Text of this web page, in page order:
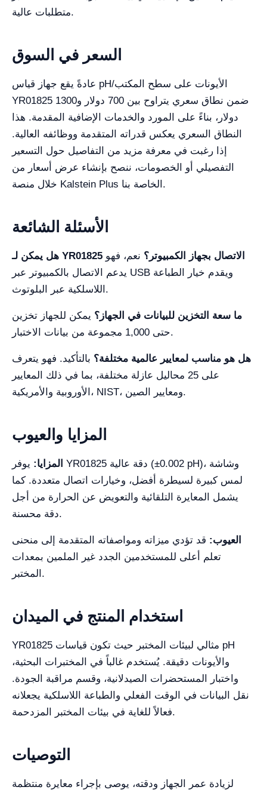
متطلبات عالية.
السعر في السوق
عادةً يقع جهاز قياس pH/الأيونات على سطح المكتب
YR01825 ضمن نطاق سعري يتراوح بين 700 دولار و1300
دولار، بناءً على المورد والخدمات الإضافية المقدمة. هذا
النطاق السعري يعكس قدراته المتقدمة ووظائفه العالية.
إذا رغبت في معرفة مزيد من التفاصيل حول التسعير
التفصيلي أو الخصومات، ننصح بإنشاء عرض أسعار من
خلال منصة Kalstein Plus الخاصة بنا.
الأسئلة الشائعة
هل يمكن لـ YR01825 الاتصال بجهاز الكمبيوتر؟ نعم، فهو
يدعم الاتصال بالكمبيوتر عبر USB ويقدم خيار الطباعة
اللاسلكية عبر البلوتوث.
ما سعة التخزين للبيانات في الجهاز؟ يمكن للجهاز تخزين
حتى 1,000 مجموعة من بيانات الاختبار.
هل هو مناسب لمعايير عالمية مختلفة؟ بالتأكيد. فهو يتعرف
على 25 محاليل عازلة مختلفة، بما في ذلك المعايير
الأوروبية والأمريكية، NIST، ومعايير الصين.
المزايا والعيوب
المزايا: يوفر YR01825 دقة عالية (±0.002 pH)، وشاشة
لمس كبيرة لسيطرة أفضل، وخيارات اتصال متعددة. كما
يشمل المعايرة التلقائية والتعويض عن الحرارة من أجل
دقة محسنة.
العيوب: قد تؤدي ميزاته ومواصفاته المتقدمة إلى منحنى
تعلم أعلى للمستخدمين الجدد غير الملمين بمعدات
المختبر.
استخدام المنتج في الميدان
YR01825 مثالي لبيئات المختبر حيث تكون قياسات pH
والأيونات دقيقة. يُستخدم غالباً في المختبرات البحثية،
واختبار المستحضرات الصيدلانية، وقسم مراقبة الجودة.
نقل البيانات في الوقت الفعلي والطباعة اللاسلكية يجعلانه
فعالاً للغاية في بيئات المختبر المزدحمة.
التوصيات
لزيادة عمر الجهاز ودقته، يوصى بإجراء معايرة منتظمة